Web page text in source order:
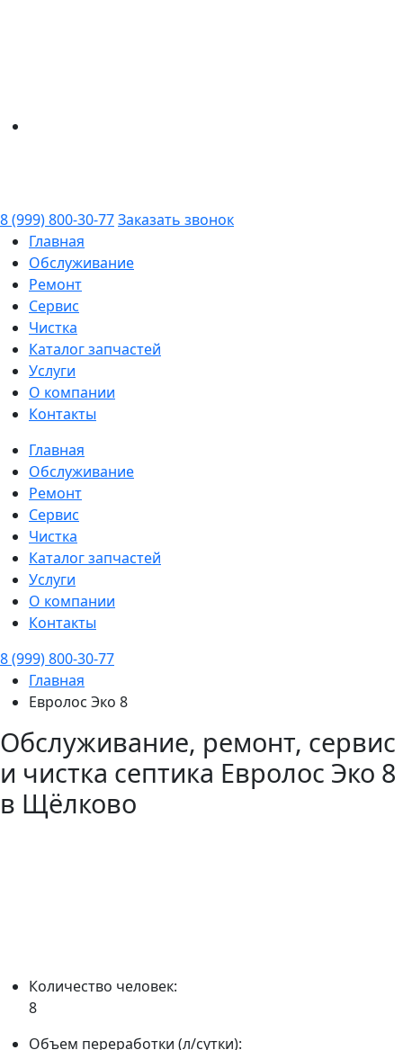
8 (999) 800-30-77Заказать звонок
Главная
Обслуживание
Ремонт
Сервис
Чистка
Каталог запчастей
Услуги
О компании
Контакты
Главная
Обслуживание
Ремонт
Сервис
Чистка
Каталог запчастей
Услуги
О компании
Контакты
8 (999) 800-30-77
Главная
Евролос Эко 8
Обслуживание, ремонт, сервис
и чистка септика Евролос Эко 8
в Щёлково
Количество человек:
8
Объем переработки (л/сутки):